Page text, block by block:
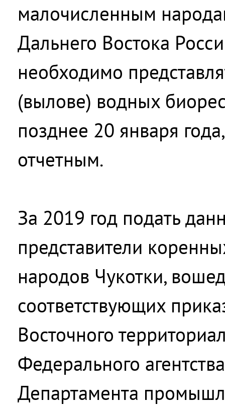
малочисленным
Дальнего Востока
необходимо
(вылове) водных
позднее 20 января
отчетным.
За 2019 год подать
представители
народов Чукотки,
соответствующих
Восточного
Федерального
Департамента